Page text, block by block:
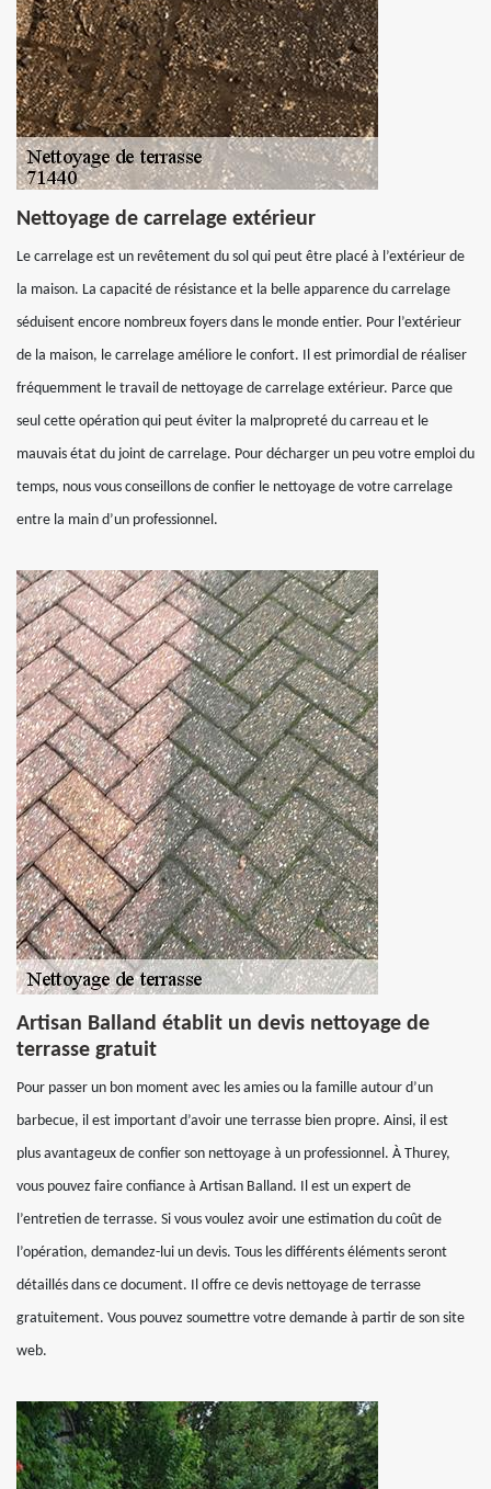
Nettoyage de carrelage extérieur
Le carrelage est un revêtement du sol qui peut être placé à l’extérieur de
la maison. La capacité de résistance et la belle apparence du carrelage
séduisent encore nombreux foyers dans le monde entier. Pour l’extérieur
de la maison, le carrelage améliore le confort. Il est primordial de réaliser
fréquemment le travail de nettoyage de carrelage extérieur. Parce que
seul cette opération qui peut éviter la malpropreté du carreau et le
mauvais état du joint de carrelage. Pour décharger un peu votre emploi du
temps, nous vous conseillons de confier le nettoyage de votre carrelage
entre la main d’un professionnel.
Artisan Balland établit un devis nettoyage de
terrasse gratuit
Pour passer un bon moment avec les amies ou la famille autour d’un
barbecue, il est important d’avoir une terrasse bien propre. Ainsi, il est
plus avantageux de confier son nettoyage à un professionnel. À Thurey,
vous pouvez faire confiance à Artisan Balland. Il est un expert de
l’entretien de terrasse. Si vous voulez avoir une estimation du coût de
l’opération, demandez-lui un devis. Tous les différents éléments seront
détaillés dans ce document. Il offre ce devis nettoyage de terrasse
gratuitement. Vous pouvez soumettre votre demande à partir de son site
web.